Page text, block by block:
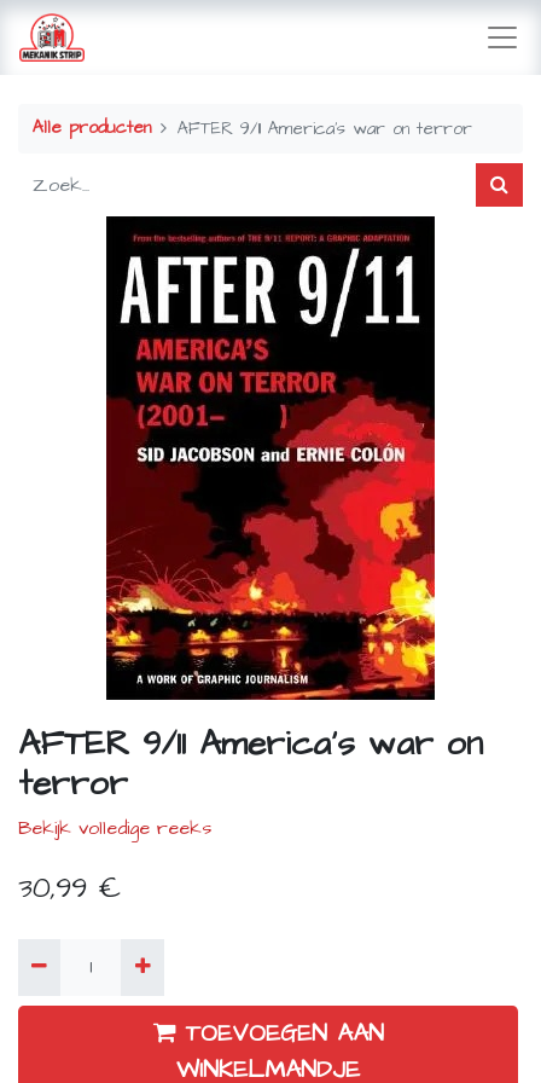
Alle producten AFTER 9/11 America's war on terror
AFTER 9/11 America's war on
terror
Bekijk volledige reeks
30,99 €
TOEVOEGEN AAN
WINKELMANDJE